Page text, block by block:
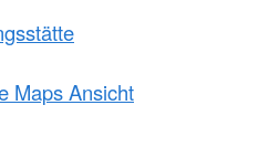
Maps Ansicht